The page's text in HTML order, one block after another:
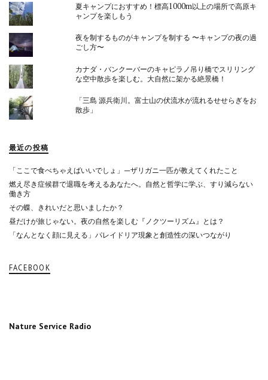
夏キャンプにおすすめ！標高1000m以上の場所で高原キ
ャンプを楽しもう
夜を制するものがキャンプを制する 〜キャンプの夜の過
ごし方〜
カナダ・バンクーバーのキャピラノ吊り橋でスリリング
な空中散歩を楽しむ。大自然に架かる絶景橋！
「三島 源兵衛川。富士山の伏流水が流れるせせらぎをお
散歩」
最近の投稿
「ここで食べちゃえばいいでしょ」—ザリガニ一匹が教えてくれたこと
燃え尽き症候群で退職を考えるあなたへ。自然と哲学に学ぶ、すり減らない
働き方
その蝶、きれいだと思いましたか？
昼だけが旅じゃない。夜の自然を楽しむ『ノクツーリズム』とは？
「なんとなく顔に見える」パレイドリア現象と創造性の深いつながり
FACEBOOK
Nature Service Radio